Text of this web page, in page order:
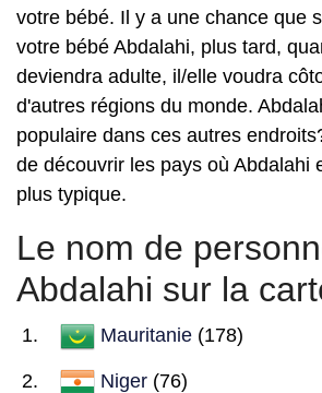
votre bébé. Il y a une chance que
votre bébé Abdalahi, plus tard,
deviendra adulte, il/elle voudra
d'autres régions du monde.
populaire dans ces autres
de découvrir les pays où Abdalahi
plus typique.
Le nom de
Abdalahi sur la
Mauritanie (178)
Niger (76)